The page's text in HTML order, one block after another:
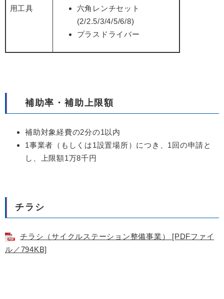
用工具
六角レンチセット
(2/2.5/3/4/5/6/8)
プラスドライバー
補助率・補助上限額
補助対象経費の2分の1以内
1事業者（もしくは1設置場所）につき、1回の申請と
し、上限額1万8千円
チラシ
チラシ（サイクルステーション整備事業） [PDFファイ
ル／794KB]